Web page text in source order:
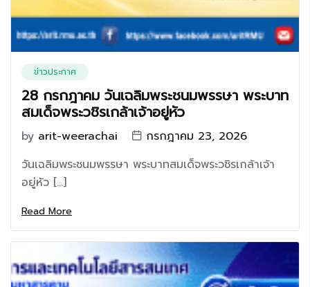
ข่าวประกาศ
28 กรกฎาคม วันเฉลิมพระชนมพรรษา พระบาท
สมเด็จพระวชิรเกล้าเจ้าอยู่หัว
by arit-weerachai
กรกฎาคม 23, 2026
วันเฉลิมพระชนมพรรษา พระบาทสมเด็จพระวชิรเกล้าเจ้า
อยู่หัว […]
Read More